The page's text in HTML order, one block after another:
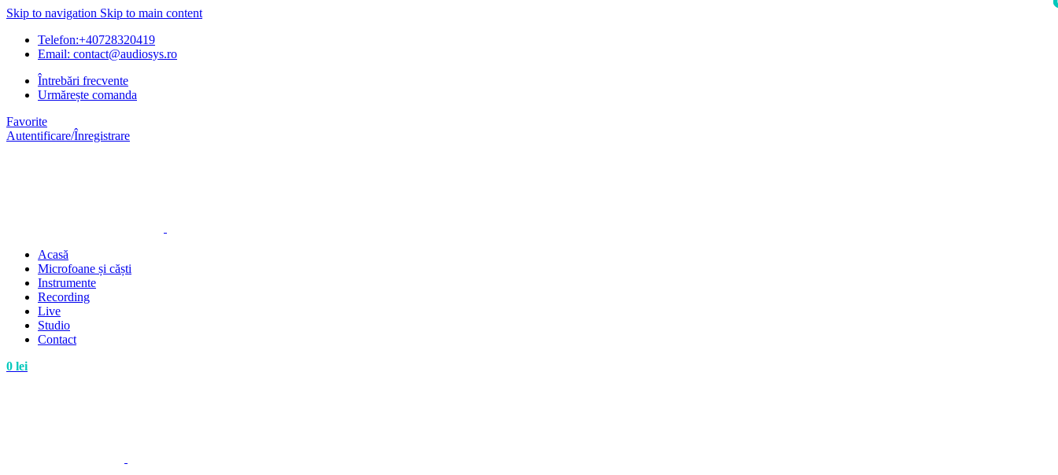
Skip to navigation Skip to main content
Telefon:+40728320419
Email: contact@audiosys.ro
Întrebări frecvente
Urmărește comanda
Favorite
Autentificare/Înregistrare
Acasă
Microfoane și căști
Instrumente
Recording
Live
Studio
Contact
0 lei